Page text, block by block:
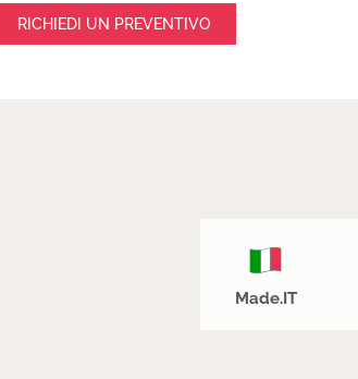
RICHIEDI UN PREVENTIVO
Made.IT